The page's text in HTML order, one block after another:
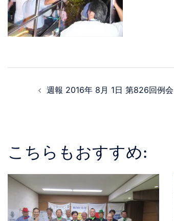
週報 2016年 8月 1日 第826回例会
こちらもおすすめ: